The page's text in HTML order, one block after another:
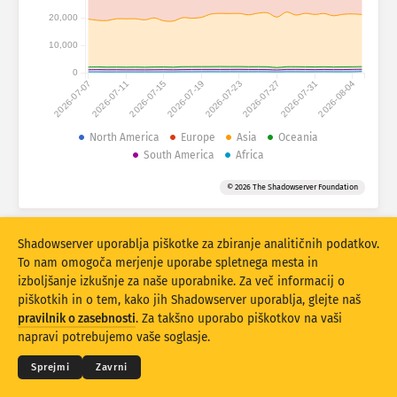
Pomoč
Nabor podatkov
Prekrivanje
Posodobi Ponastavitev
Prenesite kot PNG
2026-07-072026-07-112026-07-152026-07-192026-07-232026-07-272026-07-312026-08-04
0
10,000
20,000
North America Europe Asia
Oceania
South America
Africa
© 2026 The Shadowserver Foundation
© 2026THE SHADOWSERVER FOUNDATION
Zasebnost in pogoji
Kontaktirajte nas Zasluge
Shadowserver uporablja piškotke za zbiranje analitičnih podatkov.
To nam omogoča merjenje uporabe spletnega mesta in
izboljšanje izkušnje za naše uporabnike. Za več informacij o
piškotkih in o tem, kako jih Shadowserver uporablja, glejte naš
pravilnik o zasebnosti. Za takšno uporabo piškotkov na vaši
napravi potrebujemo vaše soglasje.
Sprejmi Zavrni